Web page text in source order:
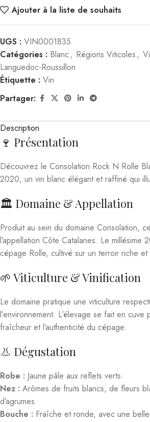
Ajouter à la liste de souhaits
UGS : VIN0001835
Catégories : Blanc, Régions Viticoles,
Languedoc-Roussillon
Étiquette : Vin
Partager:
Description
🍷 Présentation
Découvrez le Consolation Rock N Rolle
2020, un vin blanc élégant et raffiné qui
🏛️ Domaine & Appellation
Produit au sein du domaine Consolation,
l’appellation Côte Catalanes. Le millésime
cépage Rolle, cultivé sur un terroir riche et
🌱 Viticulture & Vinification
Le domaine pratique une viticulture
l’environnement. L’élevage se fait en cuve
fraîcheur et l’authenticité du cépage.
👃 Dégustation
Robe : Jaune pâle aux reflets verts.
Nez : Arômes de fruits blancs, de fleurs
d’agrumes.
Bouche : Fraîche et ronde, avec une